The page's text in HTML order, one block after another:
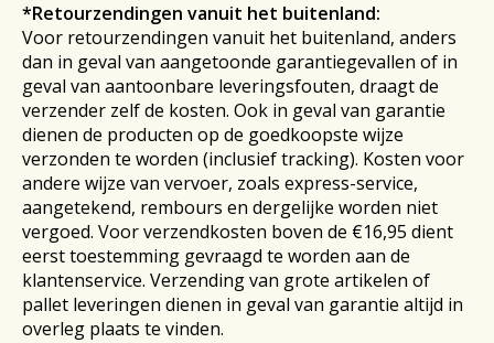
*Retourzendingen vanuit het buitenland:
Voor retourzendingen vanuit het buitenland, anders
dan in geval van aangetoonde garantiegevallen of in
geval van aantoonbare leveringsfouten, draagt de
verzender zelf de kosten. Ook in geval van garantie
dienen de producten op de goedkoopste wijze
verzonden te worden (inclusief tracking). Kosten voor
andere wijze van vervoer, zoals express-service,
aangetekend, rembours en dergelijke worden niet
vergoed. Voor verzendkosten boven de €16,95 dient
eerst toestemming gevraagd te worden aan de
klantenservice. Verzending van grote artikelen of
pallet leveringen dienen in geval van garantie altijd in
overleg plaats te vinden.